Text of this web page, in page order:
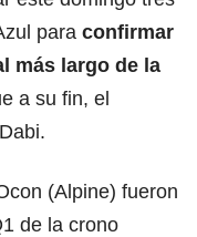
para confirmar
más largo de la
a su fin, el
(Alpine) fueron
de la crono